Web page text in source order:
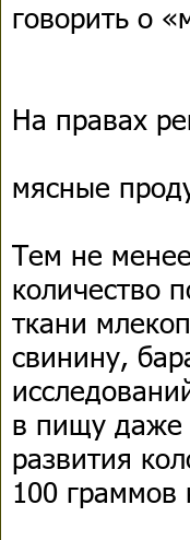
говорить о
На правах
мясные
Тем не
количество
ткани
свинину,
в пищу даже
развития
100 граммов